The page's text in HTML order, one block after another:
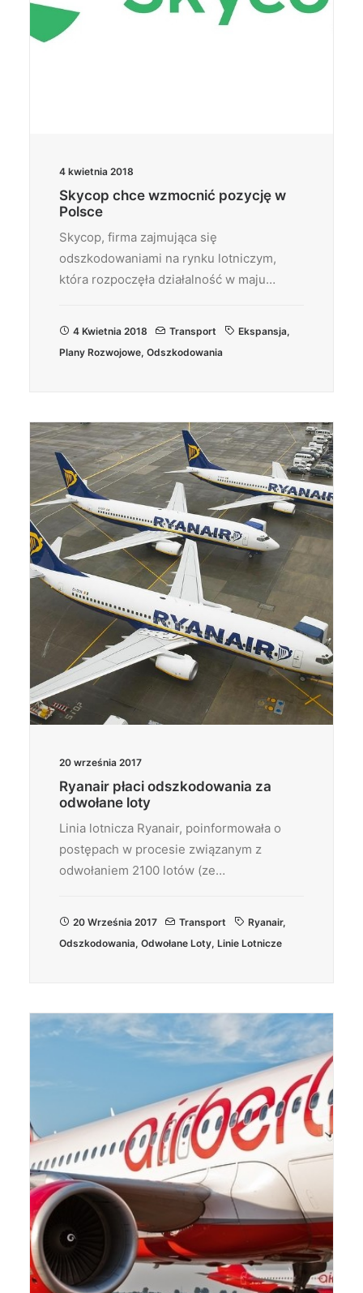
4 kwietnia 2018
Skycop chce wzmocnić pozycję w
Polsce
Skycop, firma zajmująca się
odszkodowaniami na rynku lotniczym,
która rozpoczęła działalność w maju…
4 Kwietnia 2018 Transport Ekspansja,
Plany Rozwojowe, Odszkodowania
20 września 2017
Ryanair płaci odszkodowania za
odwołane loty
Linia lotnicza Ryanair, poinformowała o
postępach w procesie związanym z
odwołaniem 2100 lotów (ze…
20 Września 2017 Transport Ryanair,
Odszkodowania, Odwołane Loty, Linie Lotnicze